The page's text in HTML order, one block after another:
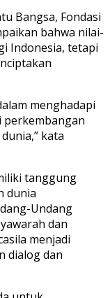
Bangsa, Fondasi
bahwa nilai-
Indonesia, tetapi
menghadapi
perkembangan
kata
tanggung
dunia
Undang
dan
menjadi
dialog dan